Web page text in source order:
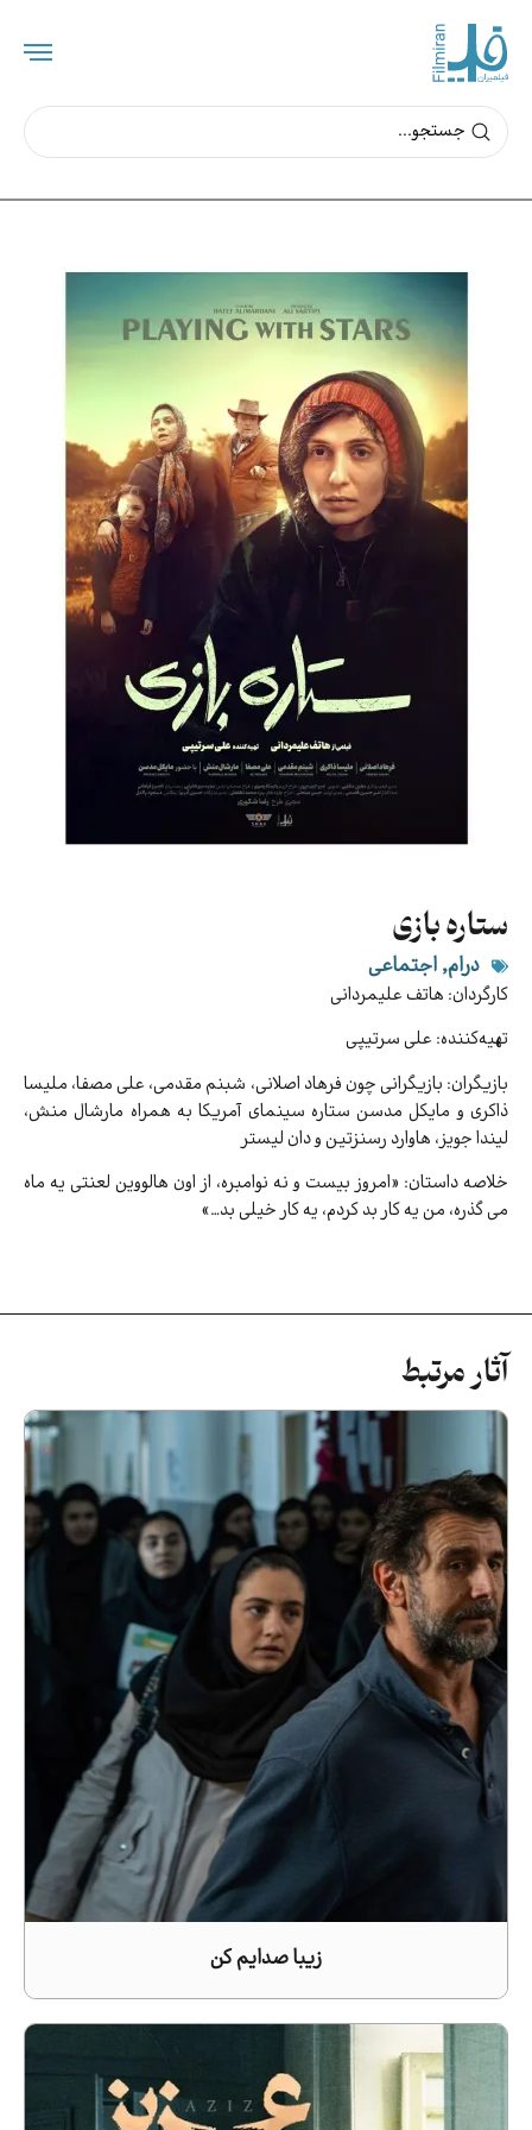
ستاره بازی
درام, اجتماعی
کارگردان: هاتف علیمردانی
تهیه‌کننده: علی سرتیپی
بازیگران: بازیگرانی چون فرهاد اصلانی، شبنم مقدمی، علی مصفا، ملیسا
ذاکری و مایکل مدسن ستاره سینمای آمریکا به همراه مارشال منش،
لیندا جویز، هاوارد رسنزتین و دان لیستر
خلاصه داستان: «امروز بیست و نه نوامبره، از اون هالووین لعنتی یه ماه
می گذره، من یه کار بد کردم، یه کار خیلی بد…»
آثار مرتبط
زیبا صدایم کن